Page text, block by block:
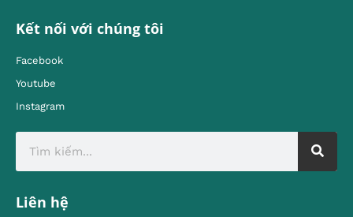
Kết nối với chúng tôi
Facebook
Youtube
Instagram
Liên hệ